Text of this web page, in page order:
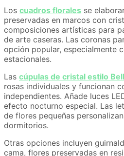
Los cuadros florales se
preservadas en marcos con
composiciones artísticas para
de arte caseras. Las coronas
opción popular, especialmente
estacionales.
Las cúpulas de cristal estilo
rosas individuales y funcionan
independientes. Añade luces
efecto nocturno especial. Las
de flores pequeñas
dormitorios.
Otras opciones incluyen
cama, flores preservadas en